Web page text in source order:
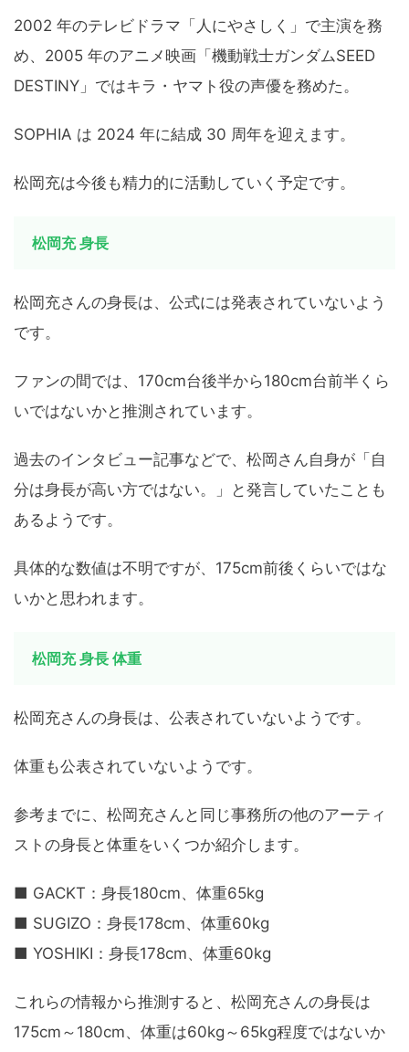
2002 年のテレビドラマ「人にやさしく」で主演を務
め、2005 年のアニメ映画「機動戦士ガンダムSEED
DESTINY」ではキラ・ヤマト役の声優を務めた。
SOPHIA は 2024 年に結成 30 周年を迎えます。
松岡充は今後も精力的に活動していく予定です。
松岡充 身長
松岡充さんの身長は、公式には発表されていないよう
です。
ファンの間では、170cm台後半から180cm台前半くら
いではないかと推測されています。
過去のインタビュー記事などで、松岡さん自身が「自
分は身長が高い方ではない。」と発言していたことも
あるようです。
具体的な数値は不明ですが、175cm前後くらいではな
いかと思われます。
松岡充 身長 体重
松岡充さんの身長は、公表されていないようです。
体重も公表されていないようです。
参考までに、松岡充さんと同じ事務所の他のアーティ
ストの身長と体重をいくつか紹介します。
■ GACKT：身長180cm、体重65kg
■ SUGIZO：身長178cm、体重60kg
■ YOSHIKI：身長178cm、体重60kg
これらの情報から推測すると、松岡充さんの身長は
175cm～180cm、体重は60kg～65kg程度ではないか